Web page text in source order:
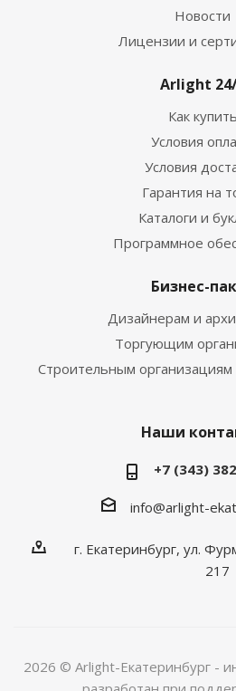
Новости
Лицензии и
Arlight
Как купить
Условия
Условия
Гарантия на
Каталоги и
Программное
Бизнес-
Дизайнерам и
Торгующим
Строительным
Наши
+7 (343)
info@arlight-
г. Екатеринбург, ул.
217
2026 © Arlight-Екатеринбург -